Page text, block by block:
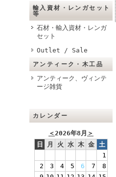
輸入資材・レンガセット
等
石材・輸入資材・レンガ
セット
Outlet / Sale
アンティーク・木工品
アンティーク、ヴィンテ
ージ雑貨
カレンダー
＜2026年8月 ＞
日
月 火 水 木 金 土
1
2
3 4 5 6 7
8